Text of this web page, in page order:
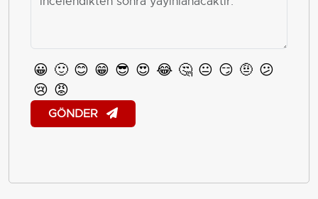
😀 🙂 😊 😁 😎 😍 😂 🤔 😐 😏 🤨 😕
😢 😡
GÖNDER